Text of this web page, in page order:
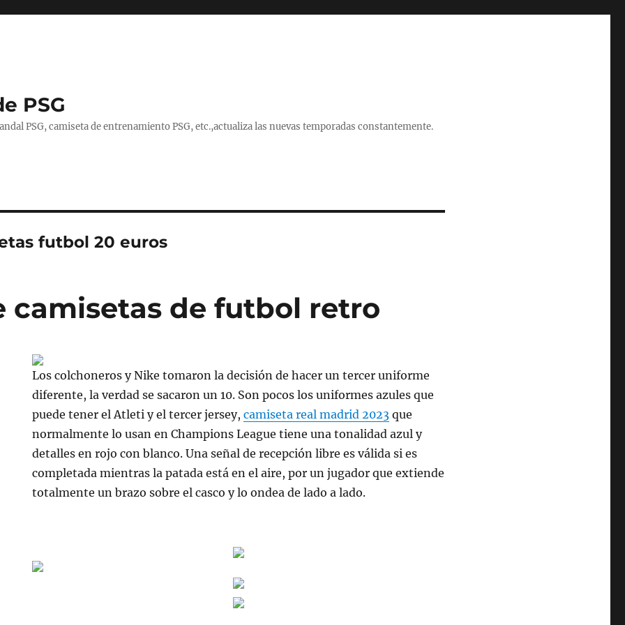
PSG
PSG, camiseta de entrenamiento PSG, etc.,actualiza las nuevas temporadas constantemente.
futbol 20 euros
camisetas de futbol retro
Los colchoneros y Nike tomaron la decisión de hacer un tercer uniforme
diferente, la verdad se sacaron un 10. Son pocos los uniformes azules que
puede tener el Atleti y el tercer jersey,camiseta real madrid 2023 que
normalmente lo usan en Champions League tiene una tonalidad azul y
detalles en rojo con blanco. Una señal de recepción libre es válida si es
completada mientras la patada está en el aire, por un jugador que extiende
totalmente un brazo sobre el casco y lo ondea de lado a lado.